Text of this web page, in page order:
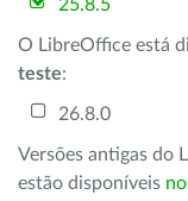
25.8.5
O LibreOffice está
teste:
26.8.0
Versões antigas do
estão disponíveis